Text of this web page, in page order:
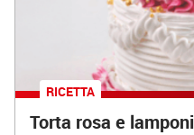
RICETTA
Torta rosa e lamponi